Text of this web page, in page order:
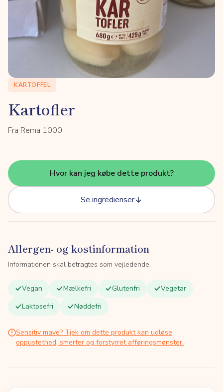
KARTOFFEL
Kartofler
Fra Rema 1000
Hvor kan jeg købe dette produkt?
Se ingredienser
Allergen- og kostinformation
Informationen skal betragtes som vejledende.
Vegan Mælkefri Glutenfri
Vegetar
Laktosefri
Nøddefri
Sensitiv mave? Tjek om dette produkt kan udløse
oppustethed, smerter og forstyrret afføringsmønster.